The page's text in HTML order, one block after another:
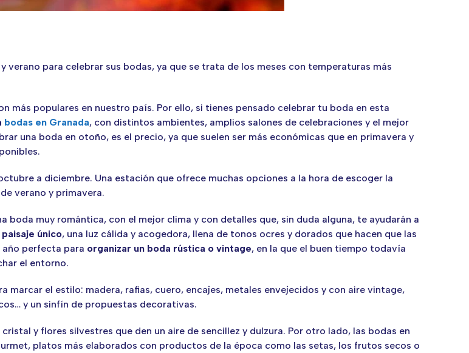
verano para celebrar sus bodas, ya que se trata de los meses con temperaturas más
más populares en nuestro país. Por ello, si tienes pensado celebrar tu boda en esta
bodas en Granada, con distintos ambientes, amplios salones de celebraciones y el mejor
una boda en otoño, es el precio, ya que suelen ser más económicas que en primavera y
a diciembre. Una estación que ofrece muchas opciones a la hora de escoger la
verano y primavera.
muy romántica, con el mejor clima y con detalles que, sin duda alguna, te ayudarán a
único, una luz cálida y acogedora, llena de tonos ocres y dorados que hacen que las
perfecta para organizar un boda rústica o vintage, en la que el buen tiempo todavía
el entorno.
el estilo: madera, rafias, cuero, encajes, metales envejecidos y con aire vintage,
y un sinfín de propuestas decorativas.
y flores silvestres que den un aire de sencillez y dulzura. Por otro lado, las bodas en
platos más elaborados con productos de la época como las setas, los frutos secos o